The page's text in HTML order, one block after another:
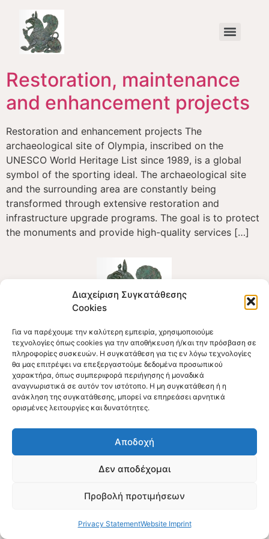
Διαχείριση Συγκατάθεσης
Cookies
Για να παρέχουμε την καλύτερη εμπειρία, χρησιμοποιούμε
τεχνολογίες όπως cookies για την αποθήκευση ή/και την πρόσβαση σε
πληροφορίες συσκευών. Η συγκατάθεση για τις εν λόγω τεχνολογίες
θα μας επιτρέψει να επεξεργαστούμε δεδομένα προσωπικού
χαρακτήρα, όπως συμπεριφορά περιήγησης ή μοναδικά
αναγνωριστικά σε αυτόν τον ιστότοπο. Η μη συγκατάθεση ή η
ανάκληση της συγκατάθεσης, μπορεί να επηρεάσει αρνητικά
ορισμένες λειτουργίες και δυνατότητες.
Αποδοχή
Δεν αποδέχομαι
Προβολή προτιμήσεων
Privacy StatementWebsite Imprint
Restoration, maintenance
and enhancement projects
Restoration and enhancement projects The
archaeological site of Olympia, inscribed on the
UNESCO World Heritage List since 1989, is a global
symbol of the sporting ideal. The archaeological site
and the surrounding area are constantly being
transformed through extensive restoration and
infrastructure upgrade programs. The goal is to protect
the monuments and provide high-quality services […]
Official Web Site
The Museum of the Olympic Games of Antiquity
The Museum of the Excavations in Olympia
Publications – Broshures
Web Creator
©Archaeological Museum Of Olympia, All Rights Reserved -
2026 Web Construction, Content Creation: Konstantinos
Antonopoulos, Archaeologist.